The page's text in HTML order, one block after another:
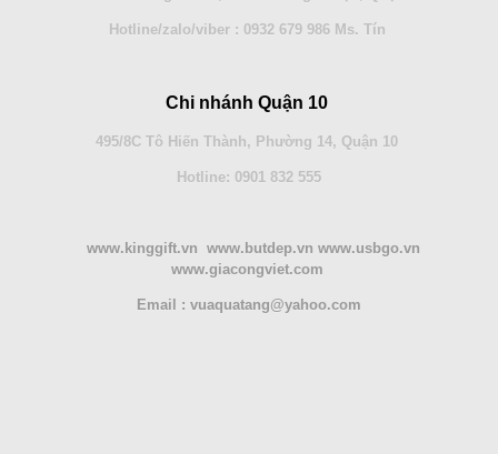
Hotline/zalo/viber : 0932 679 986 Ms. Tín
Chi nhánh Quận 10
495/8C Tô Hiến Thành, Phường 14, Quận 10
Hotline: 0901 832 555
www.kinggift.vn www.butdep.vn www.usbgo.vn
www.giacongviet.com
Email : vuaquatang@yahoo.com